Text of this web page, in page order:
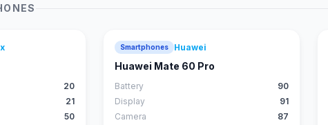
20
21
50
Smartphones Huawei
Huawei Mate 60 Pro
Battery
90
Display
91
Camera
87